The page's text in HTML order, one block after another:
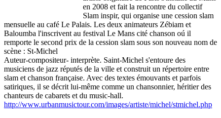
en 2008 et fait la rencontre du collectif
Slam inspir, qui organise une cession slam
mensuelle au café Le Palais. Les deux animateurs Zébiam et
Baloumba l'inscrivent au festival Le Mans cité chanson oú il
remporte le second prix de la cession slam sous son nouveau nom de
scène : St-Michel
Auteur-compositeur- interprète. Saint-Michel s'entoure des
musiciens de jazz réputés de la ville et construit un répertoire entre
slam et chanson française. Avec des textes émouvants et parfois
satiriques, il se décrit lui-même comme un chansonnier, héritier des
chanteurs de cabarets et du music-hall.
http://www.urbanmusictour.com/images/artiste/michel/stmichel.php